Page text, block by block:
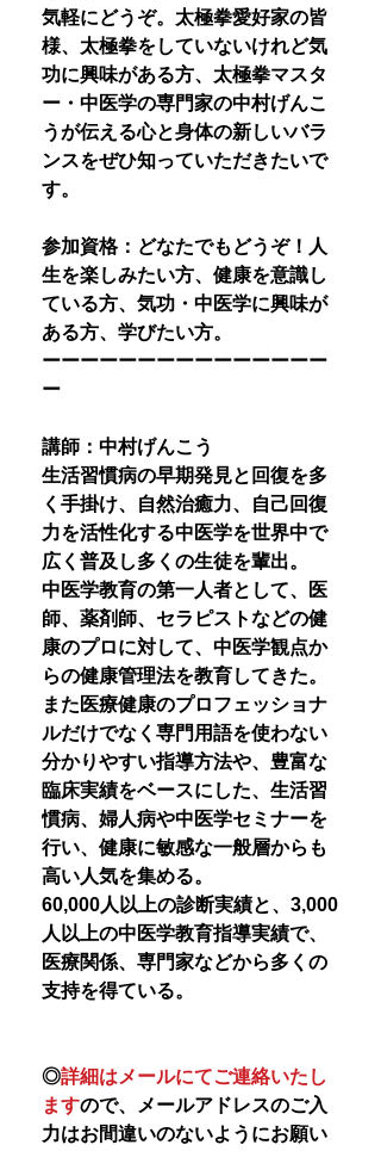
気軽にどうぞ。太極拳愛好家の皆
様、太極拳をしていないけれど気
功に興味がある方、太極拳マスタ
ー・中医学の専門家の中村げんこ
うが伝える心と身体の新しいバラ
ンスをぜひ知っていただきたいで
す。
参加資格：どなたでもどうぞ！人
生を楽しみたい方、健康を意識し
ている方、気功・中医学に興味が
ある方、学びたい方。
ーーーーーーーーーーーーーーー
ー
講師：中村げんこう
生活習慣病の早期発見と回復を多
く手掛け、自然治癒力、自己回復
力を活性化する中医学を世界中で
広く普及し多くの生徒を輩出。
中医学教育の第一人者として、医
師、薬剤師、セラピストなどの健
康のプロに対して、中医学観点か
らの健康管理法を教育してきた。
また医療健康のプロフェッショナ
ルだけでなく専門用語を使わない
分かりやすい指導方法や、豊富な
臨床実績をベースにした、生活習
慣病、婦人病や中医学セミナーを
行い、健康に敏感な一般層からも
高い人気を集める。
60,000人以上の診断実績と、3,000
人以上の中医学教育指導実績で、
医療関係、専門家などから多くの
支持を得ている。
◎詳細はメールにてご連絡いたし
ますので、メールアドレスのご入
力はお間違いのないようにお願い